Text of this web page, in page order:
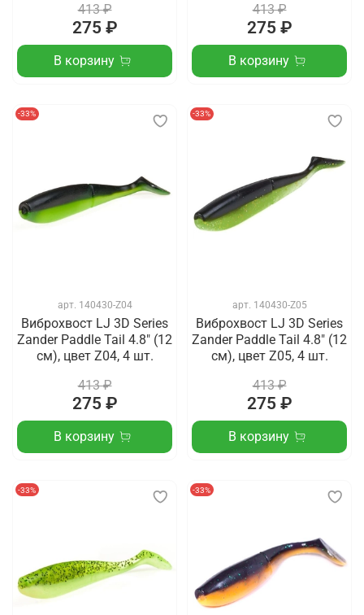
413 ₽
275 ₽
В корзину
413 ₽
275 ₽
В корзину
-33%
арт. 140430-Z04
Виброхвост LJ 3D Series
Zander Paddle Tail 4.8" (12
см), цвет Z04, 4 шт.
413 ₽
275 ₽
В корзину
-33%
арт. 140430-Z05
Виброхвост LJ 3D Series
Zander Paddle Tail 4.8" (12
см), цвет Z05, 4 шт.
413 ₽
275 ₽
В корзину
-33% -33%